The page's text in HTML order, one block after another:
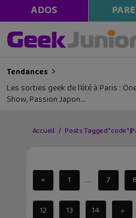
ADOS
Tendances
Les sorties geek de l’été à Paris :
Show, Passion Japon…
Accueil Posts Tagged "code"
« 1 ... 7 8
12 13 14 »